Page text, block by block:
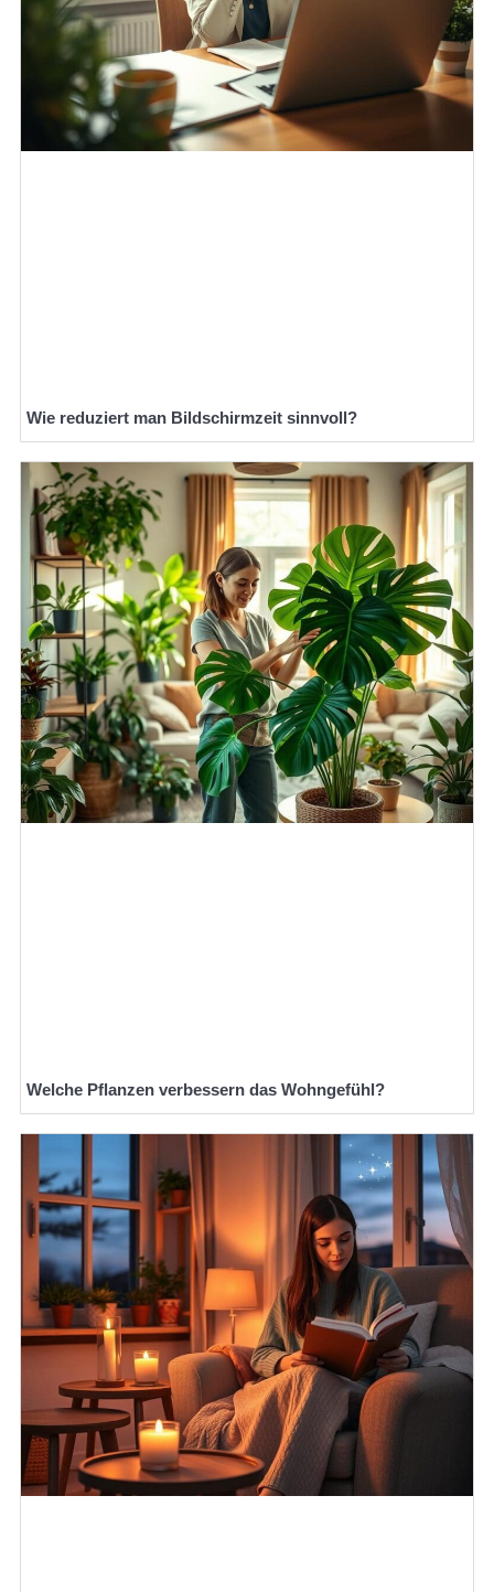
Wie reduziert man Bildschirmzeit sinnvoll?
Welche Pflanzen verbessern das Wohngefühl?